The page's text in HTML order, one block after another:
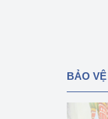
BẢO